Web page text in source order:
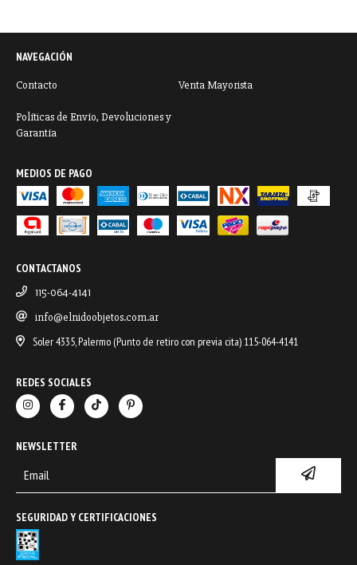
NAVEGACIÓN
Contacto Venta Mayorista
Políticas de Envío, Devoluciones y
Garantía
MEDIOS DE PAGO
CONTACTANOS
115-064-4141
info@elnidoobjetos.com.ar
Soler 4335, Palermo (Punto de retiro con previa cita) 115-064-4141
REDES SOCIALES
NEWSLETTER
SEGURIDAD Y CERTIFICACIONES